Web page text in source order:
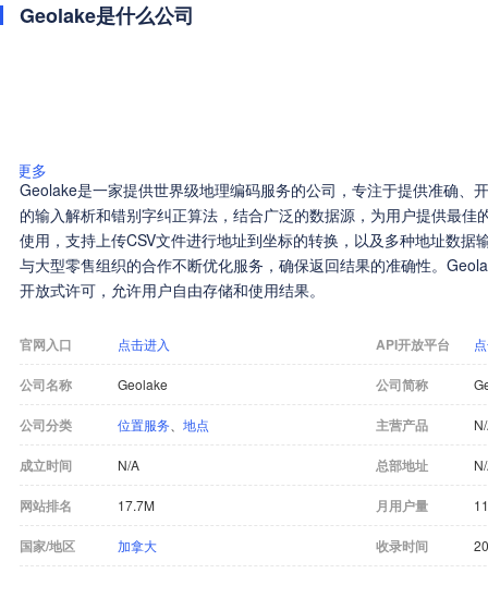
Geolake是什么公司
更多
Geolake是一家提供世界级地理编码服务的公司，专注于提供准确、
的输入解析和错别字纠正算法，结合广泛的数据源，为用户提供最佳
使用，支持上传CSV文件进行地址到坐标的转换，以及多种地址数据
与大型零售组织的合作不断优化服务，确保返回结果的准确性。
开放式许可，允许用户自由存储和使用结果。
官网入口 点击进入 API开放平台
公司名称 Geolake 公司简称
公司分类 位置服务 地点 主营产品
成立时间 N/A 总部地址
网站排名 17.7M 月用户量
国家/地区 加拿大 收录时间